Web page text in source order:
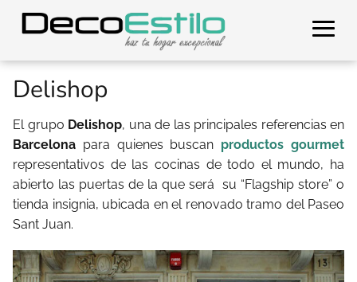
Delishop
El grupo Delishop, una de las principales referencias en
Barcelona para quienes buscan productos gourmet
representativos de las cocinas de todo el mundo, ha
abierto las puertas de la que será su “Flagship store” o
tienda insignia, ubicada en el renovado tramo del Paseo
Sant Juan.